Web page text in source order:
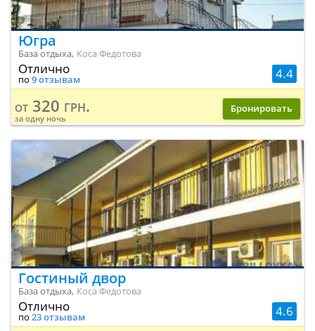
Югра
База отдыха, Коса Федотова
4.4
Отлично
по 9 отзывам
от 320 грн.
за одну ночь
Бронировать
Гостиный двор
База отдыха, Коса Федотова
4.6
Отлично
по 23 отзывам